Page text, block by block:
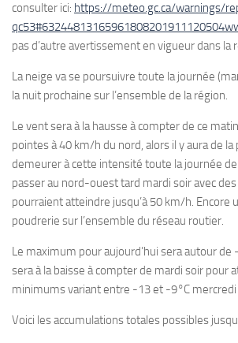
consulter ici: https://meteo.gc.ca/warnings/
pas d’autre avertissement en vigueur dans la
La neige va se poursuivre toute la journée
la nuit prochaine sur l’ensemble de la région.
Le vent sera à la hausse à compter de ce
pointes à 40 km/h du nord, alors il y aura de
demeurer à cette intensité toute la journée
passer au nord-ouest tard mardi soir avec
pourraient atteindre jusqu’à 50 km/h. Encore
poudrerie sur l’ensemble du réseau routier.
Le maximum pour aujourd’hui sera autour de
sera à la baisse à compter de mardi soir pour
minimums variant entre -13 et -9°C mercredi
Voici les accumulations totales possibles